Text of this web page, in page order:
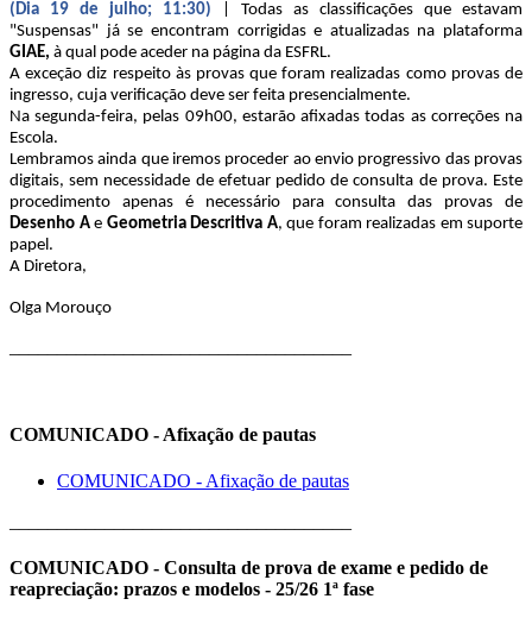
(Dia 19 de julho; 11:30)
| Todas as classificações que estavam
"Suspensas" já se encontram corrigidas e atualizadas na plataforma
GIAE, à qual pode aceder na página da ESFRL.
A exceção diz respeito às provas que foram realizadas como provas de
ingresso, cuja verificação deve ser feita presencialmente.
Na segunda-feira, pelas 09h00, estarão afixadas todas as correções na
Escola.
Lembramos ainda que iremos proceder ao envio progressivo das provas
digitais, sem necessidade de efetuar pedido de consulta de prova. Este
procedimento apenas é necessário para consulta das provas de
Desenho Ae Geometria Descritiva A, que foram realizadas em suporte
papel.
A Diretora,
Olga Morouço
COMUNICADO - Afixação de pautas
COMUNICADO - Afixação de pautas
COMUNICADO - Consulta de prova de exame e pedido de
reapreciação: prazos e modelos - 25/26 1ª fase